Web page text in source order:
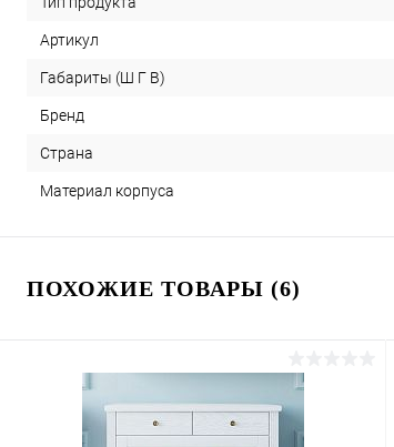
Артикул
Габариты (Ш Г В)
Бренд
Страна
Материал корпуса
ПОХОЖИЕ ТОВАРЫ (6)